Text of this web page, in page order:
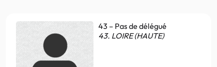
43 – Pas de délégué
43. LOIRE (HAUTE)